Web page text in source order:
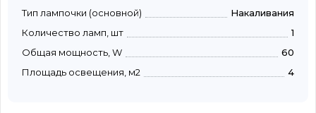
Тип лампочки (основной)
Накаливания
Количество ламп, шт
1
Общая мощность, W
60
Площадь освещения, м2
4